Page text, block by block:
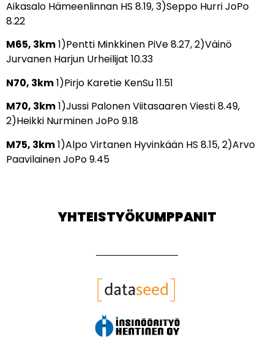
Aikasalo Hämeenlinnan HS 8.19, 3)Seppo Hurri JoPo
8.22
M65, 3km1)Pentti Minkkinen PiVe 8.27, 2)Väinö
Jurvanen Harjun Urheilijat 10.33
N70, 3km1)Pirjo Karetie KenSu 11.51
M70, 3km1)Jussi Palonen Viitasaaren Viesti 8.49,
2)Heikki Nurminen JoPo 9.18
M75, 3km1)Alpo Virtanen Hyvinkään HS 8.15, 2)Arvo
Paavilainen JoPo 9.45
YHTEISTYÖKUMPPANIT